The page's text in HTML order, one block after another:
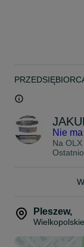
Nie
Na OLX
Pleszew,
Wielkopolskie